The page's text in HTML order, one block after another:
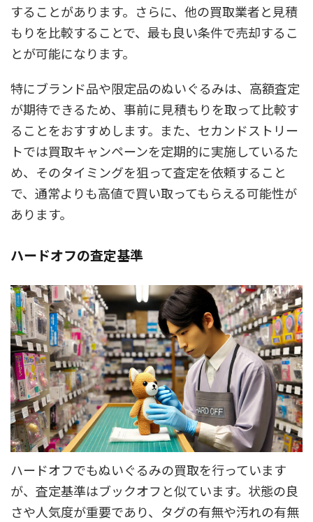
することがあります。さらに、他の買取業者と見積
もりを比較することで、最も良い条件で売却するこ
とが可能になります。
特にブランド品や限定品のぬいぐるみは、高額査定
が期待できるため、事前に見積もりを取って比較す
ることをおすすめします。また、セカンドストリー
トでは買取キャンペーンを定期的に実施しているた
め、そのタイミングを狙って査定を依頼すること
で、通常よりも高値で買い取ってもらえる可能性が
あります。
ハードオフの査定基準
ハードオフでもぬいぐるみの買取を行っています
が、査定基準はブックオフと似ています。状態の良
さや人気度が重要であり、タグの有無や汚れの有無